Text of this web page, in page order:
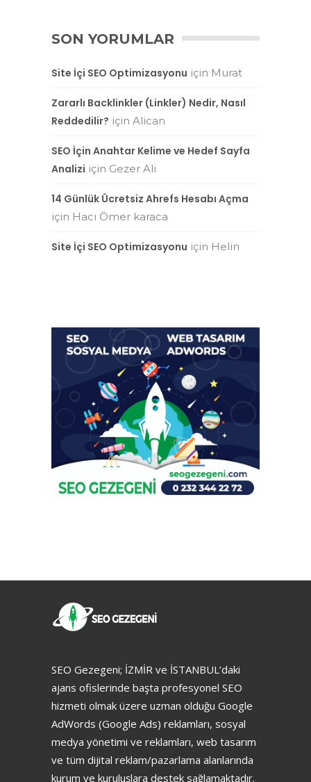
SON YORUMLAR
Site İçi SEO Optimizasyonu için Murat
Zararlı Backlinkler (Linkler) Nedir, Nasıl
Reddedilir? için Alican
SEO İçin Anahtar Kelime ve Hedef Sayfa
Analizi için Gezer Ali
14 Günlük Ücretsiz Ahrefs Hesabı Açma
için Hacı Ömer karaca
Site İçi SEO Optimizasyonu için Helin
SEO Gezegeni; İZMİR ve İSTANBUL’daki
ajans ofislerinde başta profesyonel SEO
hizmeti olmak üzere uzman olduğu Google
AdWords (Google Ads) reklamları, sosyal
medya yönetimi ve reklamları, web tasarım
ve tüm dijital reklam/pazarlama alanlarında
kurum ve kuruluşlara destek sağlamaktadır.